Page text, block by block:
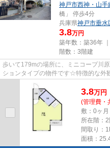
神戸市西神・山手
橋」 停歩4分
兵庫県神戸市垂水
3.8万円
築年数：築36年
階数：3階建
歩いて179mの場所に、ミニコープ川
ションタイプの物件です☆特徴的な外
ーズ☆こちらの物件から、150mで駐...
3.8万円
(管理費・
敷：0ヶ
所在階：
間取り：
面積：